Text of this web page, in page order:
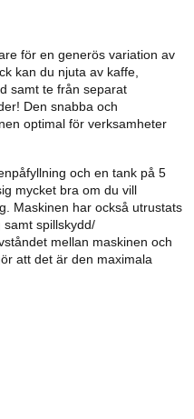
för en generös variation av
kan du njuta av kaffe,
samt te från separat
Den snabba och
optimal för verksamheter
och en tank på 5
mycket bra om du vill
Maskinen har också utrustats
samt spillskydd/
mellan maskinen och
att det är den maximala